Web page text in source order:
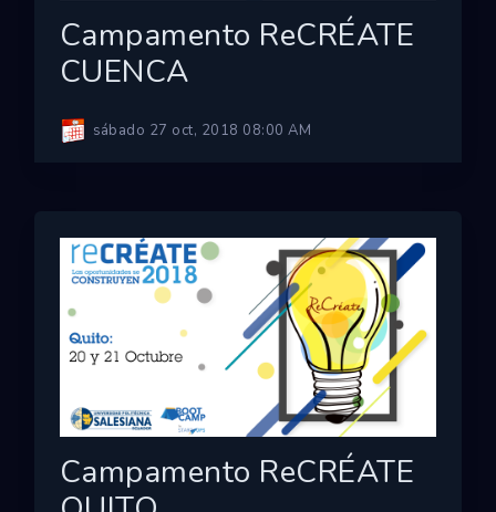
Campamento ReCRÉATE
CUENCA
sábado 27 oct, 2018 08:00 AM
Campamento ReCRÉATE